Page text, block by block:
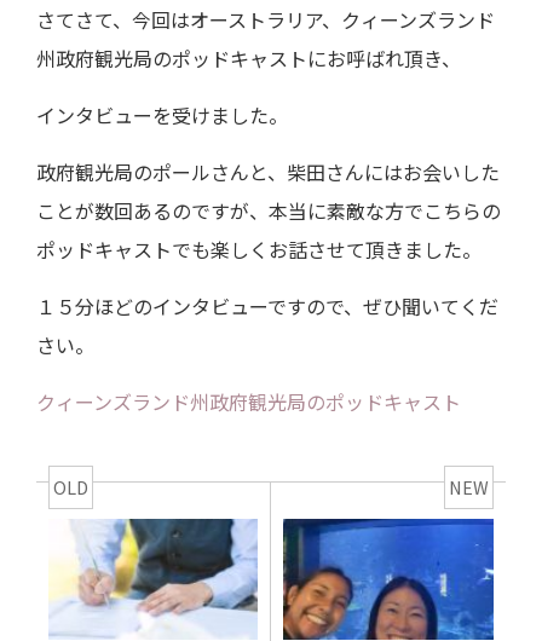
さてさて、今回はオーストラリア、クィーンズランド
州政府観光局のポッドキャストにお呼ばれ頂き、
インタビューを受けました。
政府観光局のポールさんと、柴田さんにはお会いした
ことが数回あるのですが、本当に素敵な方でこちらの
ポッドキャストでも楽しくお話させて頂きました。
１５分ほどのインタビューですので、ぜひ聞いてくだ
さい。
クィーンズランド州政府観光局のポッドキャスト
OLD NEW